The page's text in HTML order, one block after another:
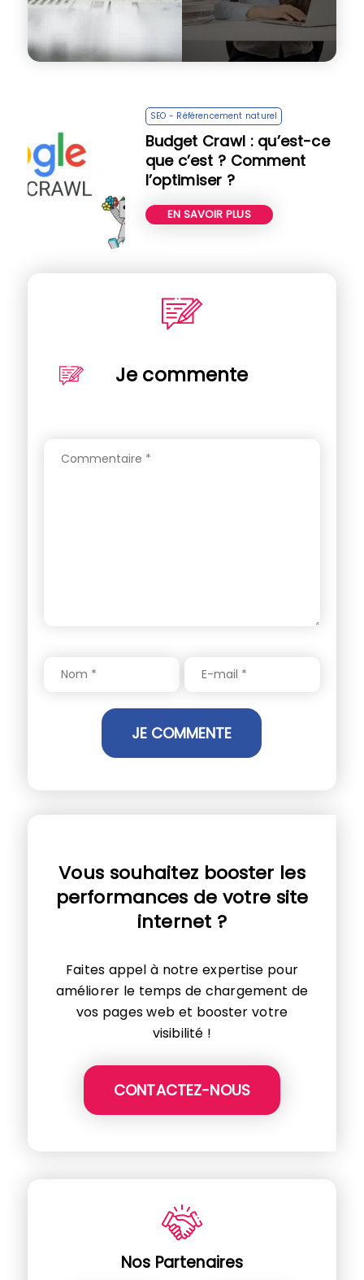
SEO - Référencement naturel
Budget Crawl : qu’est-ce
que c’est ? Comment
l’optimiser ?
EN SAVOIR PLUS
Je commente
Vous souhaitez booster les
performances de votre site
internet ?
Faites appel à notre expertise pour
améliorer le temps de chargement de
vos pages web et booster votre
visibilité !
CONTACTEZ-NOUS
Nos Partenaires